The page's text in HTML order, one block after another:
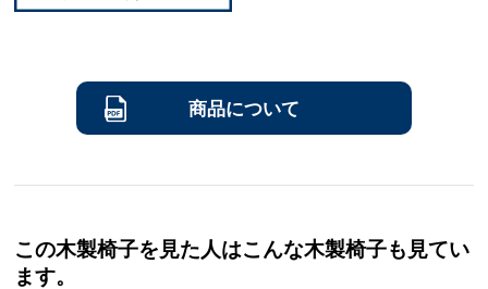
商品について
この木製椅子を見た人はこんな木製椅子も見てい
ます。